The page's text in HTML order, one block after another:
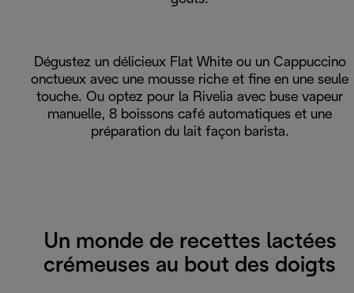
Dégustez un délicieux Flat White ou un Cappuccino
onctueux avec une mousse riche et fine en une seule
touche. Ou optez pour la Rivelia avec buse vapeur
manuelle, 8 boissons café automatiques et une
préparation du lait façon barista.
Un monde de recettes lactées
crémeuses au bout des doigts